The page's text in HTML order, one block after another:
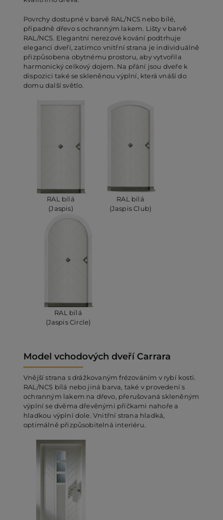
Povrchy dostupné v barvě RAL/NCS nebo bílé,
případně dřevo s ochranným lakem. Lišty v barvě
RAL/NCS. Elegantní nerezové kování podtrhuje
eleganci dveří, zatímco vnitřní strana je individuálně
přizpůsobena obytnému prostoru, aby vytvořila
harmonický celkový dojem. Na přání jsou dveře k
dispozici také se skleněnou výplní, která vnáší do
domu další světlo.
RAL bílá
(Jaspis)
RAL bílá
(Jaspis Club)
RAL bílá
(Jaspis Circle)
Model vchodových dveří Carrara
Vnější strana s drážkovaným frézováním v rybí kosti.
RAL/NCS bílá nebo jiná barva, také v provedení s
ochranným lakem na dřevo, přerušovaná skleněným
výplní se dvěma dřevěnými příčkami nahoře a
hladkou výplní dole. Vnitřní strana hladká,
optimálně přizpůsobitelná interiéru.